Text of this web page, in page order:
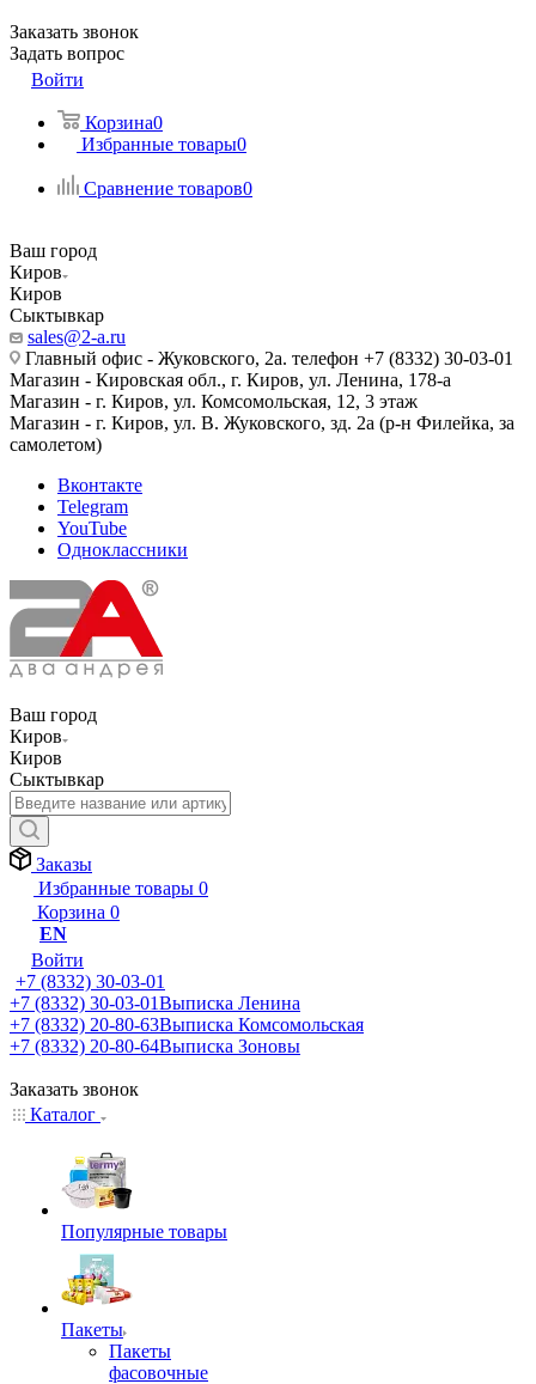
Заказать звонок
Задать вопрос
Войти
Корзина0
Избранные товары0
Сравнение товаров0
Ваш город
Киров
Киров
Сыктывкар
sales@2-a.ru
Главный офис - Жуковского, 2а. телефон +7 (8332) 30-03-01
Магазин - Кировская обл., г. Киров, ул. Ленина, 178-а
Магазин - г. Киров, ул. Комсомольская, 12, 3 этаж
Магазин - г. Киров, ул. В. Жуковского, зд. 2а (р-н Филейка, за
самолетом)
Вконтакте
Telegram
YouTube
Одноклассники
Ваш город
Киров
Киров
Сыктывкар
Заказы
Избранные товары 0
Корзина 0
EN
Войти
+7 (8332) 30-03-01
+7 (8332) 30-03-01Выписка Ленина
+7 (8332) 20-80-63Выписка Комсомольская
+7 (8332) 20-80-64Выписка Зоновы
Заказать звонок
Каталог
Популярные товары
Пакеты
Пакеты
фасовочные